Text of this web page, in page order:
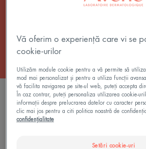
FILTRU PRODUSE
Vă oferim o experiență care vi se
cookie-urilor
Utilizăm module cookie pentru a vă permite să
mod mai personalizat și pentru a utiliza funcții
vă facilita navigarea pe site-ul web, puteți accepta
În caz contrar, puteți personaliza utilizarea cookie-
informații despre prelucrarea datelor cu caracter
clic mai jos pentru a citi politica noastră de
confidențialitate
Setări cookie-uri